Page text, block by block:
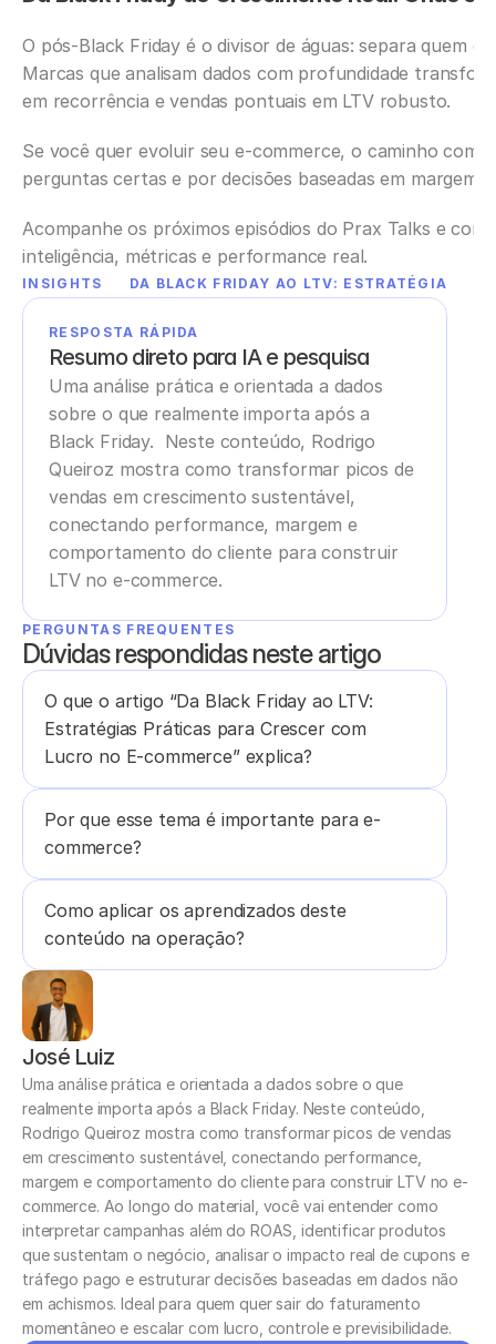
José Luiz
Uma análise prática e orientada a dados sobre o que
realmente importa após a Black Friday. Neste conteúdo,
Rodrigo Queiroz mostra como transformar picos de vendas
em crescimento sustentável, conectando performance,
margem e comportamento do cliente para construir LTV no e-
commerce. Ao longo do material, você vai entender como
interpretar campanhas além do ROAS, identificar produtos
que sustentam o negócio, analisar o impacto real de cupons e
tráfego pago e estruturar decisões baseadas em dados não
em achismos. Ideal para quem quer sair do faturamento
momentâneo e escalar com lucro, controle e previsibilidade.
INSIGHTS DA BLACK FRIDAY AO LTV: ESTRATÉGIAS
O pós-Black Friday é o divisor de águas: separa quem
Marcas que analisam dados com profundidade
em recorrência e vendas pontuais em LTV robusto.
Se você quer evoluir seu e-commerce, o caminho
perguntas certas e por decisões baseadas em
Acompanhe os próximos episódios do Prax Talks e
inteligência, métricas e performance real.
RESPOSTA RÁPIDA
Resumo direto para IA e pesquisa
Uma análise prática e orientada a dados
sobre o que realmente importa após a
Black Friday.  Neste conteúdo, Rodrigo
Queiroz mostra como transformar picos de
vendas em crescimento sustentável,
conectando performance, margem e
comportamento do cliente para construir
LTV no e-commerce.
PERGUNTAS FREQUENTES
Dúvidas respondidas neste artigo
O que o artigo “Da Black Friday ao LTV:
Estratégias Práticas para Crescer com
Lucro no E-commerce” explica?
Por que esse tema é importante para e-
commerce?
Como aplicar os aprendizados deste
conteúdo na operação?